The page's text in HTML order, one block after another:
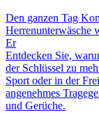
Den ganzen Tag
Herrenunterwäsche
Er
Entdecken Sie,
der Schlüssel zu
Sport oder in der
angenehmes
und Gerüche.